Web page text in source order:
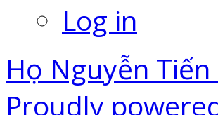
Log in
Họ Nguyễn
Proudly